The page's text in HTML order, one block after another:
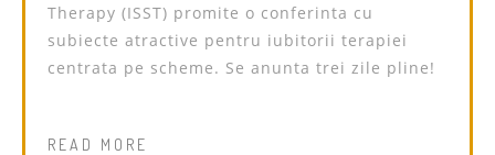
Therapy (ISST) promite o conferinta cu
subiecte atractive pentru iubitorii terapiei
centrata pe scheme. Se anunta trei zile pline!
READ MORE